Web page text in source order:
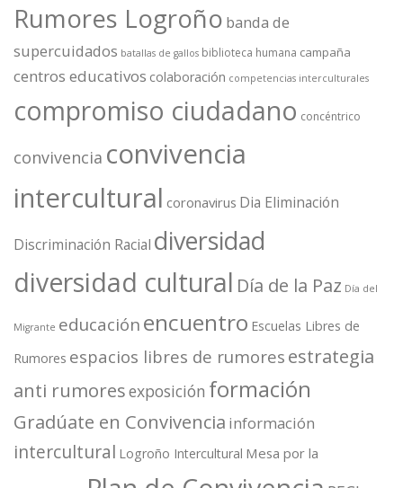
Rumores Logroño banda de
supercuidados batallas de gallos biblioteca humana campaña
centros educativos colaboración competencias interculturales
compromiso ciudadano concéntrico
convivencia convivencia
intercultural coronavirus Dia Eliminación
Discriminación Racial diversidad
diversidad cultural Día de la Paz Día del
Migrante educaciónencuentro Escuelas Libres de
Rumores espacios libres de rumores estrategia
anti rumoresexposición formación
Gradúate en Convivencia información
intercultural Logroño Intercultural Mesa por la